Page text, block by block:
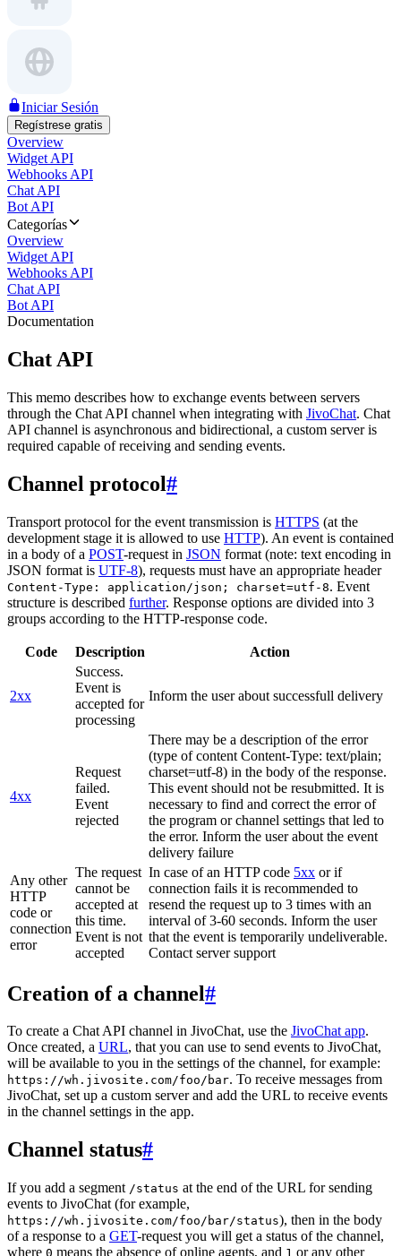
Iniciar Sesión
Regístrese gratis
Overview
Widget API
Webhooks API
Chat API
Bot API
Categorías
Overview
Widget API
Webhooks API
Chat API
Bot API
Documentation
Chat API
This memo describes how to exchange events between servers
through the Chat API channel when integrating with JivoChat. Chat
API channel is asynchronous and bidirectional, a custom server is
required capable of receiving and sending events.
Channel protocol#
Transport protocol for the event transmission is HTTPS (at the
development stage it is allowed to use HTTP). An event is contained
in a body of a POST-request in JSON format (note: text encoding in
JSON format is UTF-8), requests must have an appropriate header
Content-Type: application/json; charset=utf-8. Event
structure is described further. Response options are divided into 3
groups according to the HTTP-response code.
Code Description Action
2xx
Success.
Event is
accepted for
processing
Inform the user about successfull delivery
4xx
Request
failed.
Event
rejected
There may be a description of the error
(type of content Content-Type: text/plain;
charset=utf-8) in the body of the response.
This event should not be resubmitted. It is
necessary to find and correct the error of
the program or channel settings that led to
the error. Inform the user about the event
delivery failure
Any other
HTTP
code or
connection
error
The request
cannot be
accepted at
this time.
Event is not
accepted
In case of an HTTP code 5xx or if
connection fails it is recommended to
resend the request up to 3 times with an
interval of 3-60 seconds. Inform the user
that the event is temporarily undeliverable.
Contact server support
Creation of a channel#
To create a Chat API channel in JivoChat, use the JivoChat app.
Once created, a URL, that you can use to send events to JivoChat,
will be available to you in the settings of the channel, for example:
https://wh.jivosite.com/foo/bar. To receive messages from
JivoChat, set up a custom server and add the URL to receive events
in the channel settings in the app.
Channel status#
If you add a segment /status at the end of the URL for sending
events to JivoChat (for example,
https://wh.jivosite.com/foo/bar/status), then in the body
of a response to a GET-request you will get a status of the channel,
where 0 means the absence of online agents, and 1 or any other